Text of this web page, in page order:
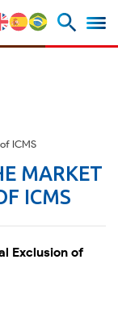
ICMS
MARKET
ICMS
Exclusion of